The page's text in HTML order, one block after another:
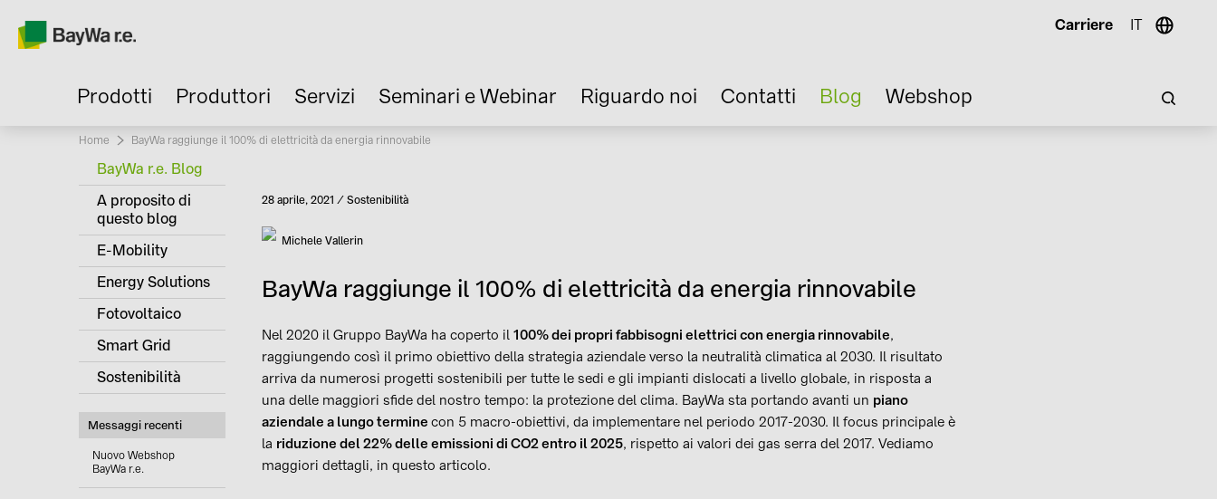
Carriere IT
Prodotti Produttori Servizi Seminari e Webinar Riguardo noi Contatti Blog Webshop
Home Current:
BayWa raggiunge il 100% di elettricità da energia rinnovabile
BayWa r.e. Blog
A proposito di
questo blog
E-Mobility
Energy Solutions
Fotovoltaico
Smart Grid
Sostenibilità
Messaggi recenti
Nuovo Webshop
BayWa r.e.
Pubblicato
28 aprile, 2021 Categoria
Sostenibilità
AutoreMichele Vallerin
BayWa raggiunge il 100% di elettricità da energia rinnovabile
Nel 2020 il Gruppo BayWa ha coperto il 100% dei propri fabbisogni elettrici con energia rinnovabile,
raggiungendo così il primo obiettivo della strategia aziendale verso la neutralità climatica al 2030. Il risultato
arriva da numerosi progetti sostenibili per tutte le sedi e gli impianti dislocati a livello globale, in risposta a
una delle maggiori sfide del nostro tempo: la protezione del clima. BayWa sta portando avanti un piano
aziendale a lungo termine con 5 macro-obiettivi, da implementare nel periodo 2017-2030. Il focus principale è
la riduzione del 22% delle emissioni di CO2 entro il 2025, rispetto ai valori dei gas serra del 2017. Vediamo
maggiori dettagli, in questo articolo.